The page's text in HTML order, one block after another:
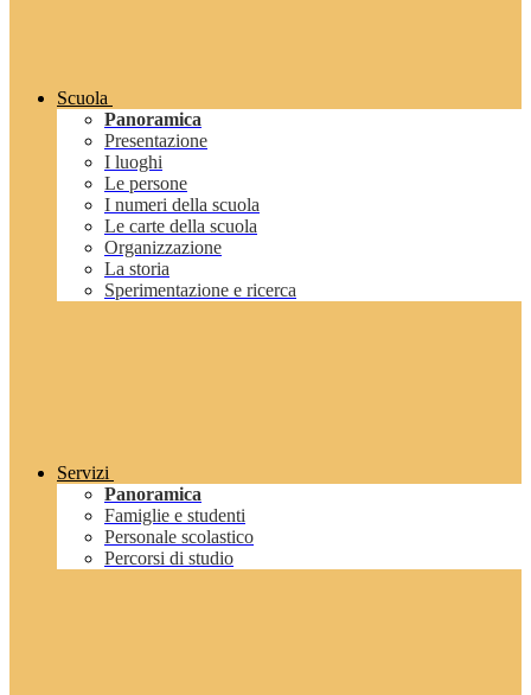
Scuola
Panoramica
Presentazione
I luoghi
Le persone
I numeri della scuola
Le carte della scuola
Organizzazione
La storia
Sperimentazione e ricerca
Servizi
Panoramica
Famiglie e studenti
Personale scolastico
Percorsi di studio